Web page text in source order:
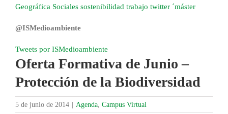
Oferta Formativa de Junio –
Protección de la Biodiversidad
5 de junio de 2014 | Agenda Campus Virtual
Geográfica Sociales sostenibilidad trabajo twitter ´máster
@ISMedioambiente
Tweets por ISMedioambiente